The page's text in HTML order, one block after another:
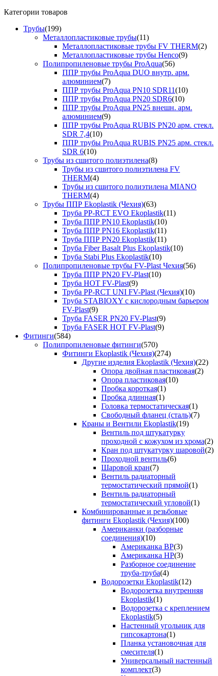
Категории товаров
Трубы(199)
Металлопластиковые трубы(11)
Металлопластиковые трубы FV THERM(2)
Металлопластиковые трубы Henco(9)
Полипропиленовые трубы ProAqua(56)
ППР трубы ProAqua DUO внутр. арм.
алюминием(7)
ППР трубы ProAqua PN10 SDR11(10)
ППР трубы ProAqua PN20 SDR6(10)
ППР трубы ProAqua PN25 внешн. арм.
алюминием(9)
ППР трубы ProAqua RUBIS PN20 арм. стекл.
SDR 7,4(10)
ППР трубы ProAqua RUBIS PN25 арм. стекл.
SDR 6(10)
Трубы из сшитого полиэтилена(8)
Трубы из сшитого полиэтилена FV
THERM(4)
Трубы из сшитого полиэтилена MIANO
THERM(4)
Трубы ППР Ekoplastik (Чехия)(63)
Труба PP-RCT EVO Ekoplastik(11)
Труба ППР PN10 Ekoplastik(10)
Труба ППР PN16 Ekoplastik(11)
Труба ППР PN20 Ekoplastik(11)
Труба Fiber Basalt Plus Ekoplastik(10)
Труба Stabi Plus Ekoplastik(10)
Полипропиленовые трубы FV-Plast Чехия(56)
Труба ППР PN20 FV-Plast(10)
Труба HOT FV-Plast(9)
Труба PP-RCT UNI FV-Plast (Чехия)(10)
Труба STABIOXY с кислородным барьером
FV-Plast(9)
Труба FASER PN20 FV-Plast(9)
Труба FASER HOT FV-Plast(9)
Фитинги(584)
Полипропиленовые фитинги(570)
Фитинги Ekoplastik (Чехия)(274)
Другие изделия Ekoplastik (Чехия)(22)
Опора двойная пластиковая(2)
Опора пластиковая(10)
Пробка короткая(1)
Пробка длинная(1)
Головка термостатическая(1)
Свободный фланец (сталь)(7)
Краны и Вентили Ekoplastik(19)
Вентиль под штукатурку
проходной с кожухом из хрома(2)
Кран под штукатурку шаровой(2)
Проходной вентиль(6)
Шаровой кран(7)
Вентиль радиаторный
термостатический прямой(1)
Вентиль радиаторный
термостатический угловой(1)
Комбинированные и резьбовые
фитинги Ekoplastik (Чехия)(100)
Американки (разборные
соединения)(10)
Американка ВР(3)
Американка НР(3)
Разборное соединение
труба-труба(4)
Водорозетки Ekoplastik(12)
Водорозетка внутренняя
Ekoplastik(1)
Водорозетка с креплением
Ekoplastik(5)
Настенный угольник для
гипсокартона(1)
Планка установочная для
смесителя(1)
Универсальный настенный
комплект(3)